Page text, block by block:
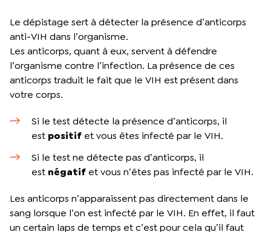
Le dépistage sert à détecter la présence d’anticorps
anti-VIH dans l’organisme.
Les anticorps, quant à eux, servent à défendre
l’organisme contre l’infection. La présence de ces
anticorps traduit le fait que le VIH est présent dans
votre corps.
Si le test détecte la présence d’anticorps, il
est positif et vous êtes infecté par le VIH.
Si le test ne détecte pas d’anticorps, il
est négatif et vous n’êtes pas infecté par le VIH.
Les anticorps n’apparaissent pas directement dans le
sang lorsque l’on est infecté par le VIH. En effet, il faut
un certain laps de temps et c’est pour cela qu’il faut